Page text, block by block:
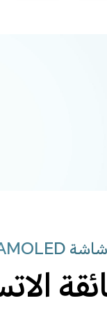
شاشة AMOLED مقاس 1.97 إنش بحواف نحيفة